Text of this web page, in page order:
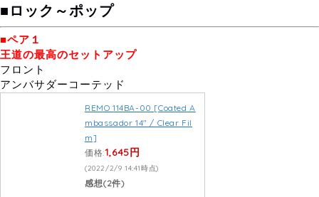
■ロック～ポップ
■ペア１
王道の最高のセットアップ
フロント
アンバサダーコーテッド
REMO 114BA-00 [Coated A
mbassador 14″ / Clear Fil
m]
価格:1,645円
(2022/2/9 14:41時点)
感想(2件)